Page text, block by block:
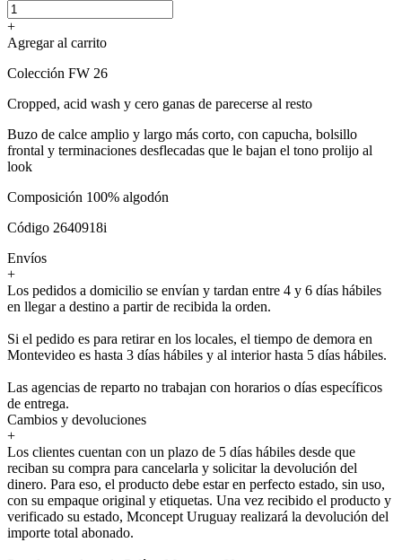
+
Agregar al carrito
Colección FW 26
Cropped, acid wash y cero ganas de parecerse al resto
Buzo de calce amplio y largo más corto, con capucha, bolsillo
frontal y terminaciones desflecadas que le bajan el tono prolijo al
look
Composición 100% algodón
Código 2640918i
Envíos
+
Los pedidos a domicilio se envían y tardan entre 4 y 6 días hábiles
en llegar a destino a partir de recibida la orden.
Si el pedido es para retirar en los locales, el tiempo de demora en
Montevideo es hasta 3 días hábiles y al interior hasta 5 días hábiles.
Las agencias de reparto no trabajan con horarios o días específicos
de entrega.
Cambios y devoluciones
+
Los clientes cuentan con un plazo de 5 días hábiles desde que
reciban su compra para cancelarla y solicitar la devolución del
dinero. Para eso, el producto debe estar en perfecto estado, sin uso,
con su empaque original y etiquetas. Una vez recibido el producto y
verificado su estado, Mconcept Uruguay realizará la devolución del
importe total abonado.